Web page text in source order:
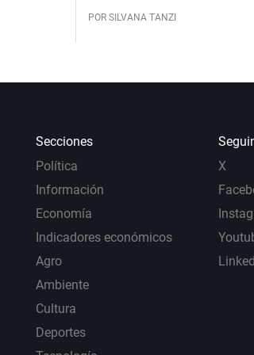
POR SILVANA TANZI
Secciones
Política
Información
Economía
Indicadores económicos
Agro
Ambiente
Cultura
Deportes
X